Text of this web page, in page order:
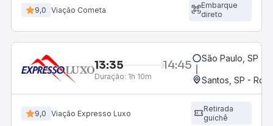
9,0 Viação Cometa
Embarque
direto
13:35 14:45
Duração: 1h 10m
São Paulo, SP -
Santos, SP -
9,0 Viação Expresso Luxo
Retirada
guichê